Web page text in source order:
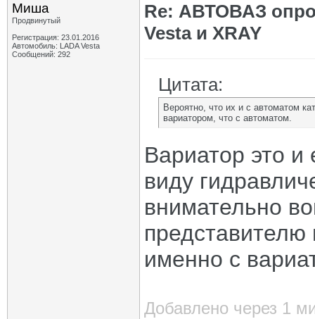
Миша
Продвинутый
Регистрация: 23.01.2016
Автомобиль: LADA Vesta
Сообщений: 292
Re: АВТОВАЗ
Vesta и XRAY
Цитата:
Вероятно, что их и с автоматом
вариатором, что с автоматом.
Вариатор это и
виду
внимательно
представителю
именно с
Добавлено через 1